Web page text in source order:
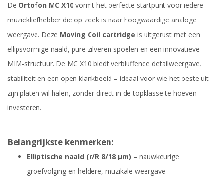
De Ortofon MC X10 vormt het perfecte startpunt voor iedere
muziekliefhebber die op zoek is naar hoogwaardige analoge
weergave. Deze Moving Coil cartridge is uitgerust met een
ellipsvormige naald, pure zilveren spoelen en een innovatieve
MIM-structuur. De MC X10 biedt verbluffende detailweergave,
stabiliteit en een open klankbeeld – ideaal voor wie het beste uit
zijn platen wil halen, zonder direct in de topklasse te hoeven
investeren.
Belangrijkste kenmerken:
Elliptische naald (r/R 8/18 μm) – nauwkeurige
groefvolging en heldere, muzikale weergave